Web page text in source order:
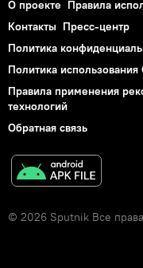
О проекте Правила
Контакты Пресс-центр
Политика
Политика использования
Правила применения
технологий
Обратная связь
© 2026 Sputnik Все